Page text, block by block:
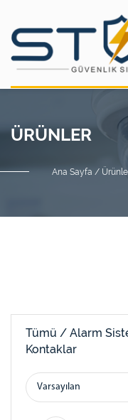
ÜRÜNLER
Ana Sayfa /
Tümü / Alarm
Kontaklar
Varsayılan